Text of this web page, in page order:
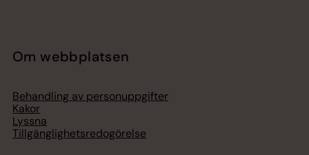
Om webbplatsen
Behandling av personuppgifter
Kakor
Lyssna
Tillgänglighetsredogörelse